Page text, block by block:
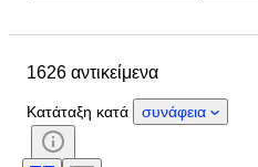
Αντικείμενο
Φύλο
Υπογραφή
Χρώμα
Περιλαμβάνονται αξεσουάρ
1626 αντικείμενα
Κατάταξη κατά συνάφεια